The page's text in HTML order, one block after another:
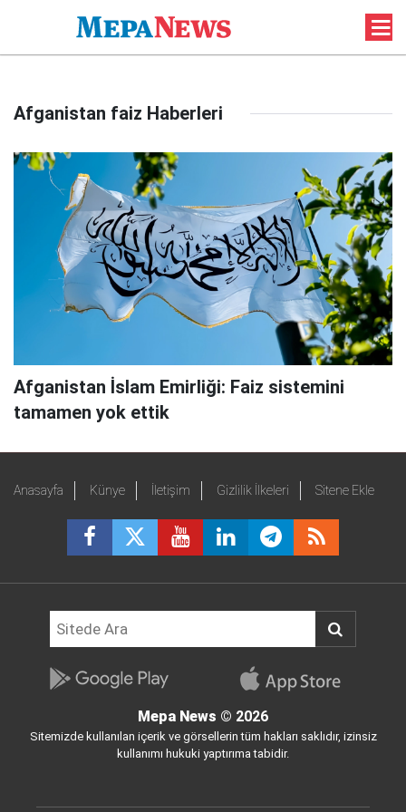
Afganistan faiz Haberleri
Afganistan İslam Emirliği: Faiz sistemini
tamamen yok ettik
Anasayfa Künye İletişim Gizlilik İlkeleri Sitene Ekle
Mepa News © 2026
Sitemizde kullanılan içerik ve görsellerin tüm hakları saklıdır, izinsiz
kullanımı hukuki yaptırıma tabidir.